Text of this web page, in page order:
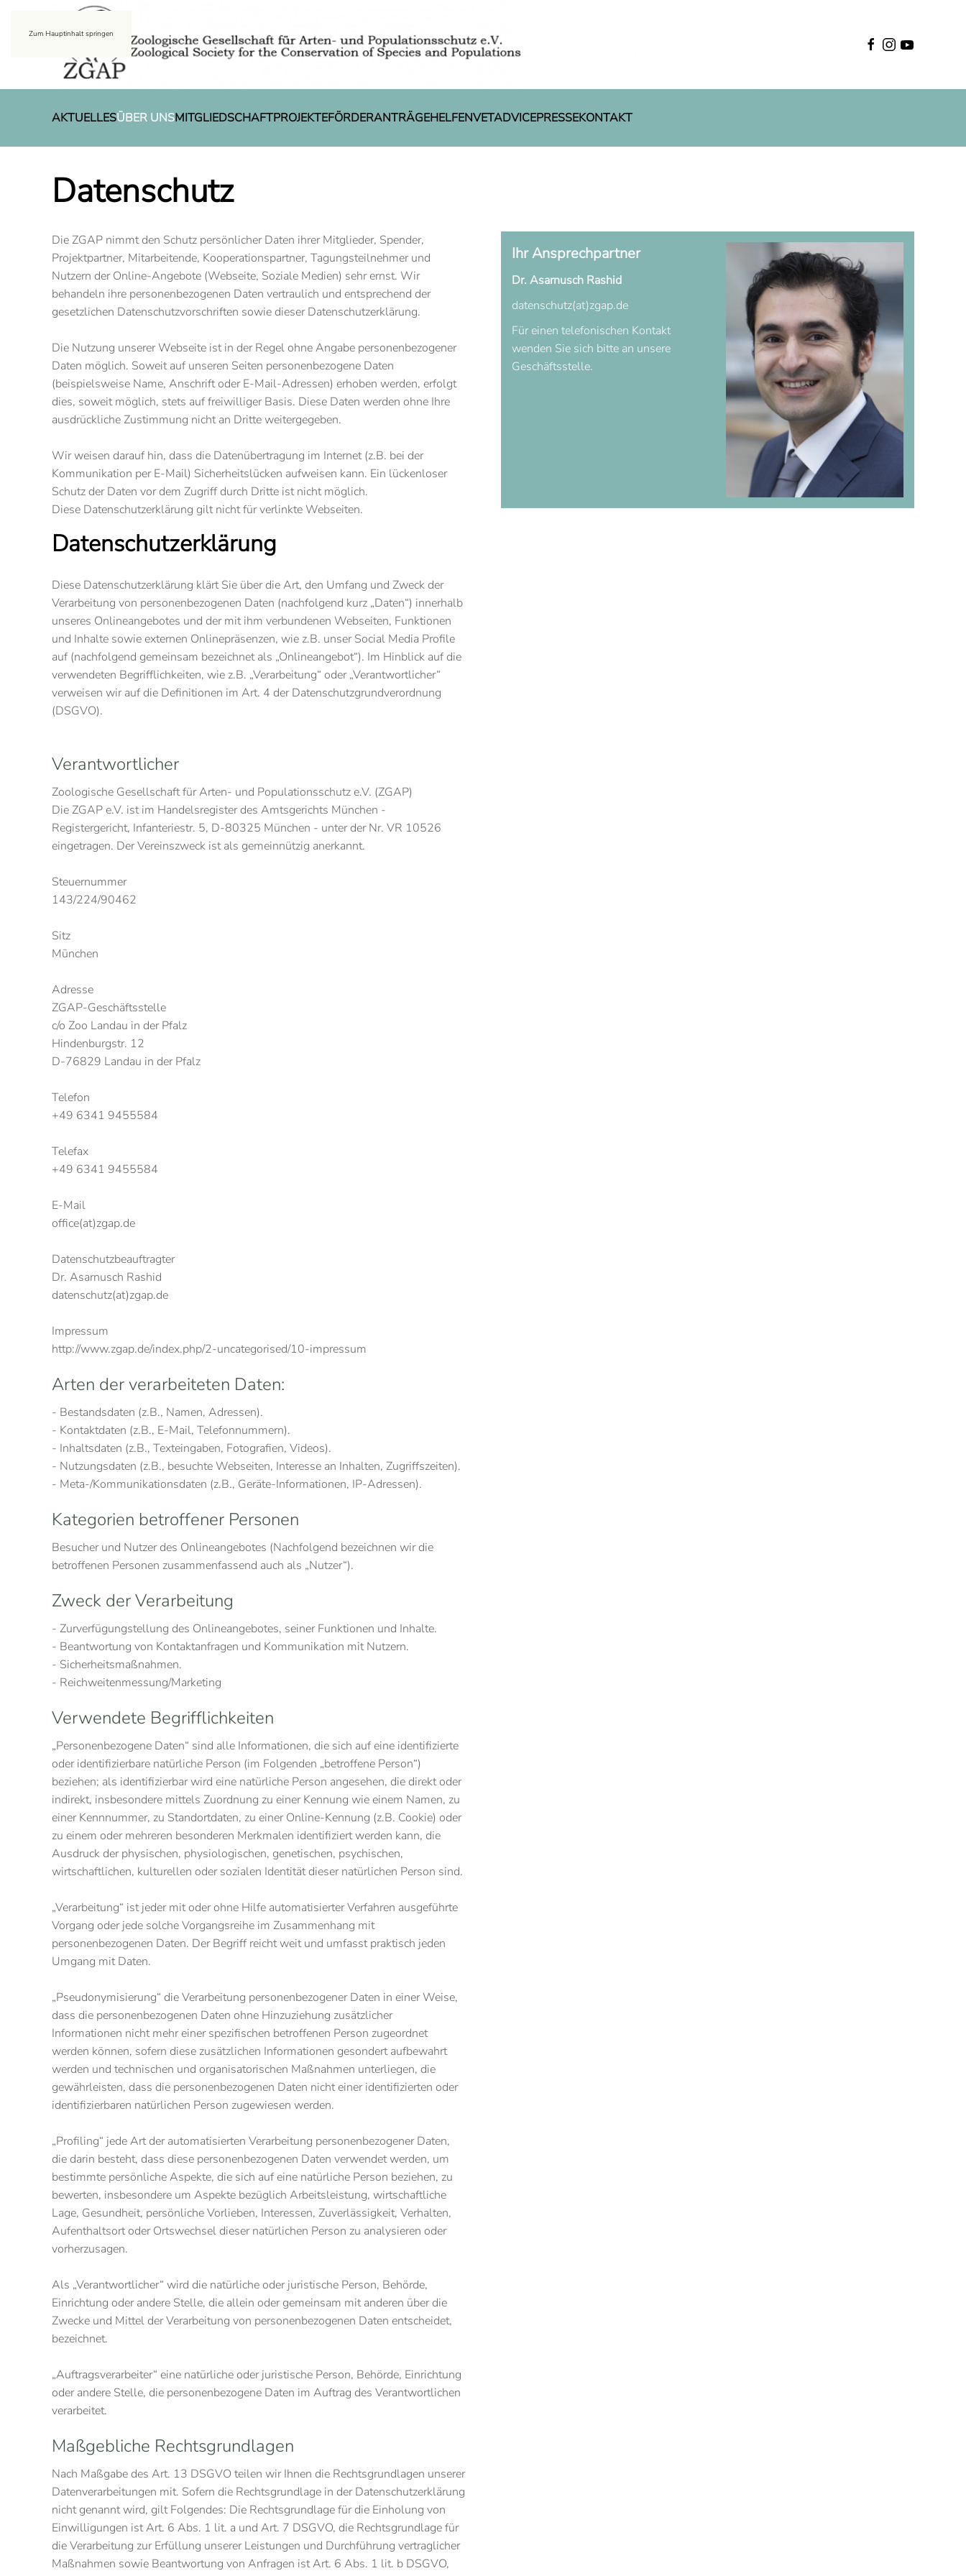
Zum Hauptinhalt springen
AKTUELLESÜBER UNSMITGLIEDSCHAFTPROJEKTEFÖRDERANTRÄGEHELFENVETADVICEPRESSEKONTAKT
Datenschutz
Die ZGAP nimmt den Schutz persönlicher Daten ihrer Mitglieder, Spender,
Projektpartner, Mitarbeitende, Kooperationspartner, Tagungsteilnehmer und
Nutzern der Online-Angebote (Webseite, Soziale Medien) sehr ernst. Wir
behandeln ihre personenbezogenen Daten vertraulich und entsprechend der
gesetzlichen Datenschutzvorschriften sowie dieser Datenschutzerklärung.
Die Nutzung unserer Webseite ist in der Regel ohne Angabe personenbezogener
Daten möglich. Soweit auf unseren Seiten personenbezogene Daten
(beispielsweise Name, Anschrift oder E-Mail-Adressen) erhoben werden, erfolgt
dies, soweit möglich, stets auf freiwilliger Basis. Diese Daten werden ohne Ihre
ausdrückliche Zustimmung nicht an Dritte weitergegeben.
Wir weisen darauf hin, dass die Datenübertragung im Internet (z.B. bei der
Kommunikation per E-Mail) Sicherheitslücken aufweisen kann. Ein lückenloser
Schutz der Daten vor dem Zugriff durch Dritte ist nicht möglich.
Diese Datenschutzerklärung gilt nicht für verlinkte Webseiten.
Datenschutzerklärung
Diese Datenschutzerklärung klärt Sie über die Art, den Umfang und Zweck der
Verarbeitung von personenbezogenen Daten (nachfolgend kurz „Daten“) innerhalb
unseres Onlineangebotes und der mit ihm verbundenen Webseiten, Funktionen
und Inhalte sowie externen Onlinepräsenzen, wie z.B. unser Social Media Profile
auf (nachfolgend gemeinsam bezeichnet als „Onlineangebot“). Im Hinblick auf die
verwendeten Begrifflichkeiten, wie z.B. „Verarbeitung“ oder „Verantwortlicher“
verweisen wir auf die Definitionen im Art. 4 der Datenschutzgrundverordnung
(DSGVO).
Verantwortlicher
Zoologische Gesellschaft für Arten- und Populationsschutz e.V. (ZGAP)
Die ZGAP e.V. ist im Handelsregister des Amtsgerichts München -
Registergericht, Infanteriestr. 5, D-80325 München - unter der Nr. VR 10526
eingetragen. Der Vereinszweck ist als gemeinnützig anerkannt.
Steuernummer
143/224/90462
Sitz
München
Adresse
ZGAP-Geschäftsstelle
c/o Zoo Landau in der Pfalz
Hindenburgstr. 12
D-76829 Landau in der Pfalz
Telefon
+49 6341 9455584
Telefax
+49 6341 9455584
E-Mail
office(at)zgap.de
Datenschutzbeauftragter
Dr. Asarnusch Rashid
datenschutz(at)zgap.de
Impressum
http://www.zgap.de/index.php/2-uncategorised/10-impressum
Arten der verarbeiteten Daten:
- Bestandsdaten (z.B., Namen, Adressen).
- Kontaktdaten (z.B., E-Mail, Telefonnummern).
- Inhaltsdaten (z.B., Texteingaben, Fotografien, Videos).
- Nutzungsdaten (z.B., besuchte Webseiten, Interesse an Inhalten, Zugriffszeiten).
- Meta-/Kommunikationsdaten (z.B., Geräte-Informationen, IP-Adressen).
Kategorien betroffener Personen
Besucher und Nutzer des Onlineangebotes (Nachfolgend bezeichnen wir die
betroffenen Personen zusammenfassend auch als „Nutzer“).
Zweck der Verarbeitung
- Zurverfügungstellung des Onlineangebotes, seiner Funktionen und Inhalte.
- Beantwortung von Kontaktanfragen und Kommunikation mit Nutzern.
- Sicherheitsmaßnahmen.
- Reichweitenmessung/Marketing
Verwendete Begrifflichkeiten
„Personenbezogene Daten“ sind alle Informationen, die sich auf eine identifizierte
oder identifizierbare natürliche Person (im Folgenden „betroffene Person“)
beziehen; als identifizierbar wird eine natürliche Person angesehen, die direkt oder
indirekt, insbesondere mittels Zuordnung zu einer Kennung wie einem Namen, zu
einer Kennnummer, zu Standortdaten, zu einer Online-Kennung (z.B. Cookie) oder
zu einem oder mehreren besonderen Merkmalen identifiziert werden kann, die
Ausdruck der physischen, physiologischen, genetischen, psychischen,
wirtschaftlichen, kulturellen oder sozialen Identität dieser natürlichen Person sind.
„Verarbeitung“ ist jeder mit oder ohne Hilfe automatisierter Verfahren ausgeführte
Vorgang oder jede solche Vorgangsreihe im Zusammenhang mit
personenbezogenen Daten. Der Begriff reicht weit und umfasst praktisch jeden
Umgang mit Daten.
„Pseudonymisierung“ die Verarbeitung personenbezogener Daten in einer Weise,
dass die personenbezogenen Daten ohne Hinzuziehung zusätzlicher
Informationen nicht mehr einer spezifischen betroffenen Person zugeordnet
werden können, sofern diese zusätzlichen Informationen gesondert aufbewahrt
werden und technischen und organisatorischen Maßnahmen unterliegen, die
gewährleisten, dass die personenbezogenen Daten nicht einer identifizierten oder
identifizierbaren natürlichen Person zugewiesen werden.
„Profiling“ jede Art der automatisierten Verarbeitung personenbezogener Daten,
die darin besteht, dass diese personenbezogenen Daten verwendet werden, um
bestimmte persönliche Aspekte, die sich auf eine natürliche Person beziehen, zu
bewerten, insbesondere um Aspekte bezüglich Arbeitsleistung, wirtschaftliche
Lage, Gesundheit, persönliche Vorlieben, Interessen, Zuverlässigkeit, Verhalten,
Aufenthaltsort oder Ortswechsel dieser natürlichen Person zu analysieren oder
vorherzusagen.
Als „Verantwortlicher“ wird die natürliche oder juristische Person, Behörde,
Einrichtung oder andere Stelle, die allein oder gemeinsam mit anderen über die
Zwecke und Mittel der Verarbeitung von personenbezogenen Daten entscheidet,
bezeichnet.
„Auftragsverarbeiter“ eine natürliche oder juristische Person, Behörde, Einrichtung
oder andere Stelle, die personenbezogene Daten im Auftrag des Verantwortlichen
verarbeitet.
Maßgebliche Rechtsgrundlagen
Nach Maßgabe des Art. 13 DSGVO teilen wir Ihnen die Rechtsgrundlagen unserer
Datenverarbeitungen mit. Sofern die Rechtsgrundlage in der Datenschutzerklärung
nicht genannt wird, gilt Folgendes: Die Rechtsgrundlage für die Einholung von
Einwilligungen ist Art. 6 Abs. 1 lit. a und Art. 7 DSGVO, die Rechtsgrundlage für
die Verarbeitung zur Erfüllung unserer Leistungen und Durchführung vertraglicher
Maßnahmen sowie Beantwortung von Anfragen ist Art. 6 Abs. 1 lit. b DSGVO,
Ihr Ansprechpartner
Dr. Asarnusch Rashid
datenschutz(at)zgap.de
Für einen telefonischen Kontakt
wenden Sie sich bitte an unsere
Geschäftsstelle.